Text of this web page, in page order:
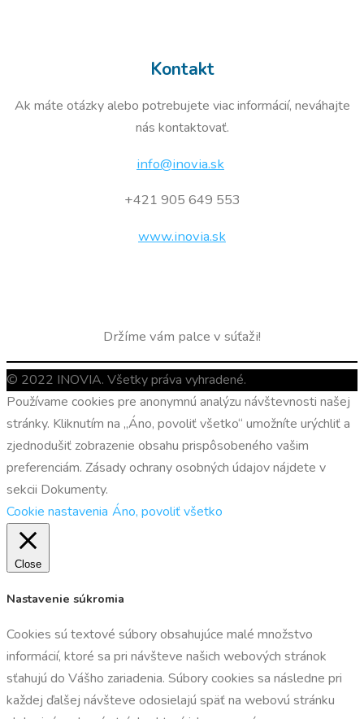
Kontakt
Ak máte otázky alebo potrebujete viac informácií, neváhajte
nás kontaktovať.
info@inovia.sk
+421 905 649 553
www.inovia.sk
Držíme vám palce v súťaži!
© 2022 INOVIA. Všetky práva vyhradené.
Používame cookies pre anonymnú analýzu návštevnosti našej
stránky. Kliknutím na „Áno, povoliť všetko“ umožníte urýchliť a
zjednodušiť zobrazenie obsahu prispôsobeného vašim
preferenciám. Zásady ochrany osobných údajov nájdete v
sekcii Dokumenty.
Cookie nastavenia Áno, povoliť všetko
Close
Nastavenie súkromia
Cookies sú textové súbory obsahujúce malé množstvo
informácií, ktoré sa pri návšteve našich webových stránok
sťahujú do Vášho zariadenia. Súbory cookies sa následne pri
každej ďalšej návšteve odosielajú späť na webovú stránku